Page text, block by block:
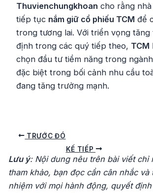
Thuvienchungkhoan cho rằng
tiếp tục nắm giữ cổ phiếu TCM để
trong tương lai. Với triển vọng
định trong các quý tiếp theo, TCM
chọn đầu tư tiềm năng trong
đặc biệt trong bối cảnh nhu cầu
đang tăng trưởng mạnh.
Điều
bài
viết
TRƯỚC ĐÓ
KẾ TIẾP
Lưu ý: Nội dung nêu trên bài viết chỉ
tham khảo, bạn đọc cần cân nhắc và
nhiệm với mọi hành động, quyết